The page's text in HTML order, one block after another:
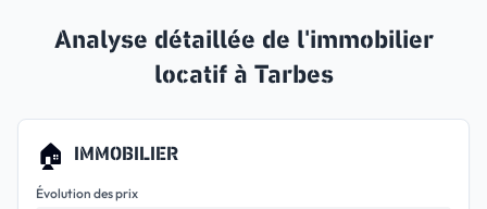
Analyse détaillée de l'immobilier
locatif à Tarbes
🏠 IMMOBILIER
Évolution des prix